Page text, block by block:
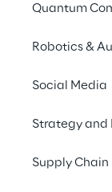
Quantum
Robotics &
Social Media
Strategy and
Supply